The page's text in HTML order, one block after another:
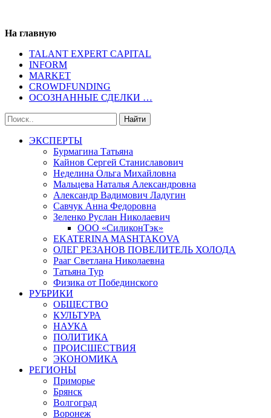
На главную
TALANT EXPERT CAPITAL
INFORM
MARKET
CROWDFUNDING
ОСОЗНАННЫЕ СДЕЛКИ …
ЭКСПЕРТЫ
Бурмагина Татьяна
Кайнов Сергей Станиславович
Неделина Ольга Михайловна
Мальцева Наталья Александровна
Александр Вадимович Ладугин
Савчук Анна Федоровна
Зеленко Руслан Николаевич
ООО «СиликонТэк»
EKATERINA MASHTAKOVA
ОЛЕГ РЕЗАНОВ ПОВЕЛИТЕЛЬ ХОЛОДА
Рааг Светлана Николаевна
Татьяна Тур
Физика от Побединского
РУБРИКИ
ОБЩЕСТВО
КУЛЬТУРА
НАУКА
ПОЛИТИКА
ПРОИСШЕСТВИЯ
ЭКОНОМИКА
РЕГИОНЫ
Приморье
Брянск
Волгоград
Воронеж